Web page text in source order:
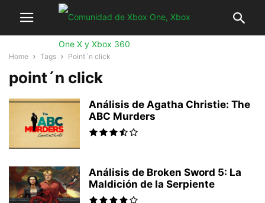
Home Tags Point´n click
point´n click
Análisis de Agatha Christie: The
ABC Murders
Análisis de Broken Sword 5: La
Maldición de la Serpiente